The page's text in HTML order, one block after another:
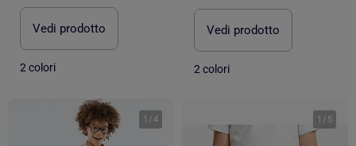
Vedi prodotto
2 colori
Vedi prodotto
2 colori
1 /4 1 / 5